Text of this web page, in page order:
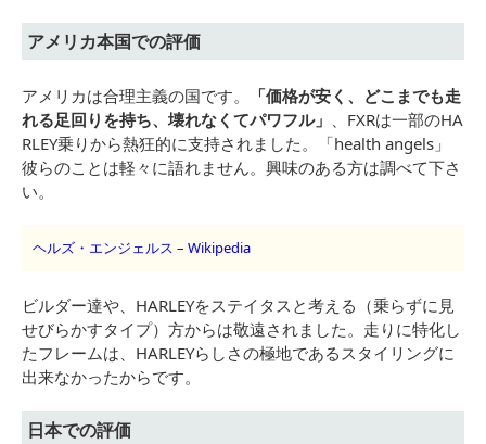
アメリカ本国での評価
アメリカは合理主義の国です。
「価格が安く、どこまでも走
れる足回りを持ち、壊れなくてパワフル」
、FXRは一部のHA
RLEY乗りから熱狂的に支持されました。「health angels」
彼らのことは軽々に語れません。興味のある方は調べて下さ
い。
ヘルズ・エンジェルス – Wikipedia
ビルダー達や、HARLEYをステイタスと考える（乗らずに見
せびらかすタイプ）方からは敬遠されました。走りに特化し
たフレームは、HARLEYらしさの極地であるスタイリングに
出来なかったからです。
日本での評価